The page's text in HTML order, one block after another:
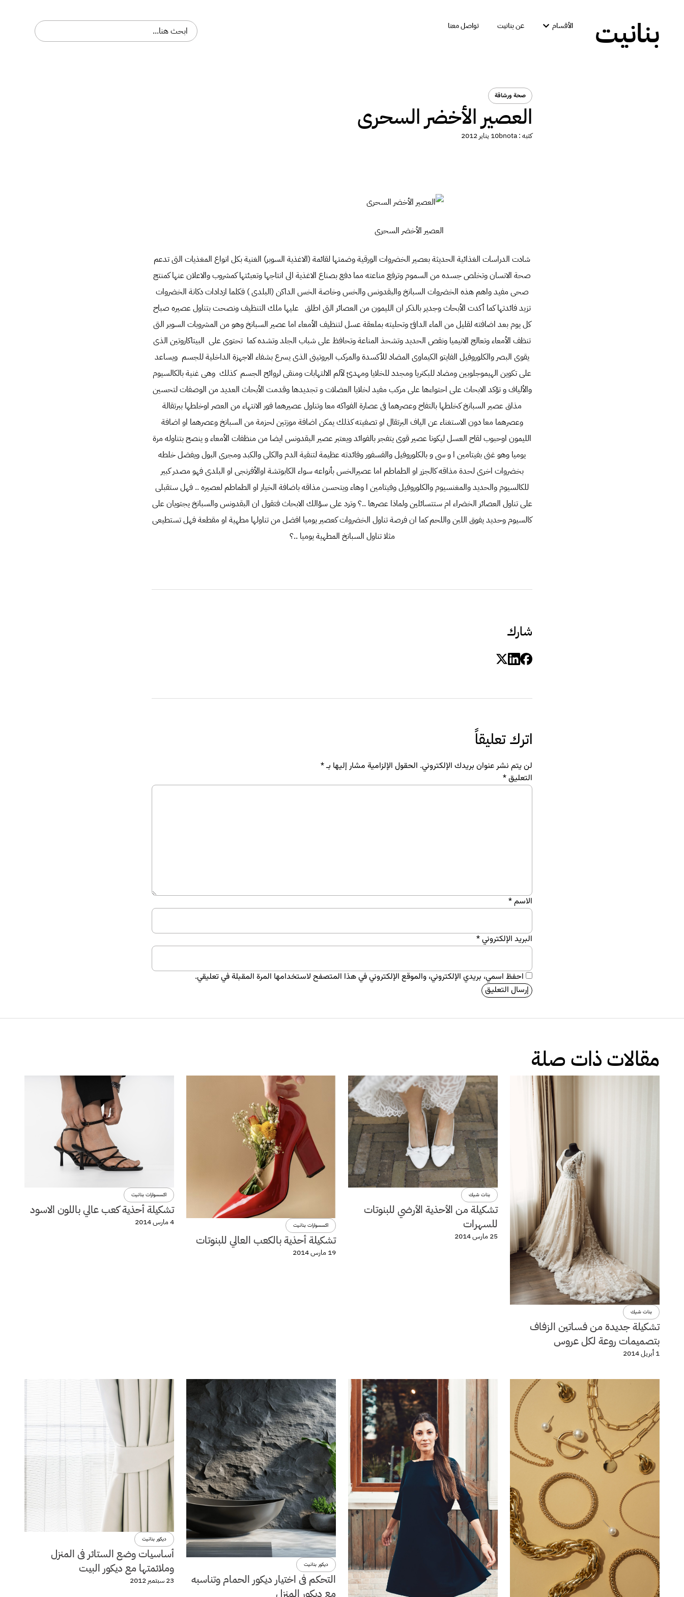
بنانيت الأقسام عن بنانيت تواصل معنا
صحة ورشاقة
العصير الأخضر السحرى
كتبه :bnota10 يناير 2012
العصير الأخضر السحرى
شادت الدراسات الغذائية الحديثة بعصير الخضروات الورقية وضمتها لقائمة (الاغذية السوبر) الغنية بكل انواع المغذيات التى تدعم
صحة الانسان وتخلص جسده من السموم وترفع مناعته مما دفع بصناع الاغذية الى انتاجها وتعبئتها كمشروب والاعلان عنها كمنتج
صحى مفيد واهم هذه الخضروات السبانخ والبقدونس والخس وخاصة الخس الداكن (البلدى ) فكلما ازدادات دكانة الخضروات
تزيد فائدتها كما أكدت الأبحاث وجدير بالذكر ان الليمون من العصائر التى اطلق عليها ملك التنظيف ونصحت بتناول عصيره صباح
كل يوم بعد اضافته لقليل من الماء الدافئ وتحليته بملعقة عسل لتنظيف الأمعاء اما عصير السبانخ وهو من المشروبات السوبر التى
تنظف الأمعاء وتعالج الانيميا ونقص الحديد وتشحذ المناعة وتحافظ على شباب الجلد وتشده كما تحتوى على البيتاكاروتين الذى
يقوى البصر والكلوروفيل الفايتو الكيماوى المضاد للأكسدة والمركب البروتينى الذى يسرع بشفاء الاجهزة الداخلية للجسم ويساعد
على تكوين الهيموجلوبين ومضاد للبكتريا ومجدد للخلايا ومهدئ لآلم الالتهابات ومنقى لروائح الجسم كذلك وهى غنية بالكالسيوم
والألياف و تؤكد الابحاث على احتواءها على مركب مفيد لخلايا العضلات و تجديدها وقدمت الأبحاث العديد من الوصفات لتحسين
مذاق عصير السبانخ كخلطها بالتفاح وعصرهما فى عصارة الفواكه معا وتناول عصيرهما فور الانتهاء من العصر اوخلطها ببرتقالة
وعصرهما معا دون الاستغناء عن الياف البرتقال او تصفيته كذلك يمكن اضافة موزتين لحزمة من السبانخ وعصرهما او اضافة
الليمون اوحبوب لقاح العسل ليكونا عصير قوى يتفجر بالفوائد ويعتبر عصير البقدونس ايضا من منظفات الأمعاء و ينصح بتناوله مرة
يوميا وهو غنى بفيتامين ا و سى و بالكلوروفيل والفسفور وفائدته عظيمة لتنقية الدم والكلى والكبد ومجرى البول ويفضل خلطه
بخضروات اخرى لحدة مذاقه كالجزر او الطماطم اما عصيرالخس بأنواعه سواء الكابوتشة اوالأفرنجى او البلدى فهو مصدر كبير
للكالسيوم والحديد والمغنسيوم والكلوروفيل وفيتامين ا وهاء ويتحسن مذاقه باضافة الخيار او الطماطم لعصيره .. فهل ستقبلى
على تناول العصائر الخضراء ام ستتسائلين ولماذا عصرها ..؟ وترد على سؤالك الابحاث فتقول ان البقدونس والسبانخ يجتويان على
كالسيوم وحديد يفوق اللبن واللحم كما ان فرصة تناول الخضروات كعصير يوميا افضل من تناولها مطهية او مقطعة فهل تستطيعى
مثلا تناول السبانخ المطهية يوميا ..؟
شارك
اترك تعليقاً
لن يتم نشر عنوان بريدك الإلكتروني. الحقول الإلزامية مشار إليها بـ*
التعليق*
الاسم*
البريد الإلكتروني*
احفظ اسمي، بريدي الإلكتروني، والموقع الإلكتروني في هذا المتصفح لاستخدامها المرة المقبلة في تعليقي.
مقالات ذات صلة
بنات شيك
تشكيلة جديدة من فساتين الزفاف
بتصميمات روعة لكل عروس
1 أبريل 2014
بنات شيك
تشكيلة من الأحذية الأرضي للبنوتات
للسهرات
25 مارس 2014
اكسسوارات بنانيت
تشكيلة أحذية بالكعب العالي للبنوتات
19 مارس 2014
اكسسوارات بنانيت
تشكيلة أحذية كعب عالي باللون الاسود
4 مارس 2014
ديكور بنانيت
التحكم فى اختيار ديكور الحمام وتناسبه
مع ديكور المنزل
ديكور بنانيت
أساسيات وضع الستائر فى المنزل
وملائمتها مع ديكور البيت
23 سبتمبر 2012